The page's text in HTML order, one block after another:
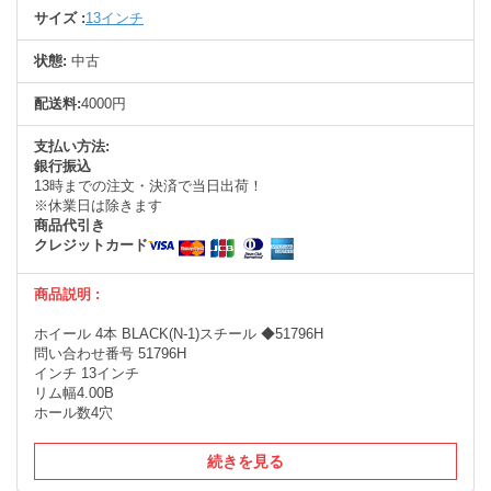
サイズ :13インチ
状態: 中古
配送料:4000円
支払い方法:
銀行振込
13時までの注文・決済で当日出荷！
※休業日は除きます
商品代引き
クレジットカード
商品説明 :
ホイール 4本 BLACK(N-1)スチール ◆51796H
問い合わせ番号 51796H
インチ 13インチ
リム幅4.00B
ホール数4穴
続きを見る